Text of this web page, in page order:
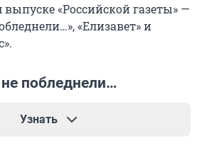
быть поэтом,
никому.
диплом.
выпуске «Российской газеты» —
«Елизавет» и
побледнели…
Узнать